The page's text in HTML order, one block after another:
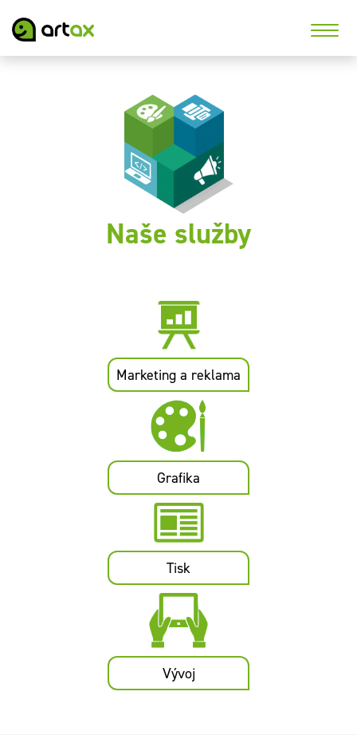
Naše služby
Marketing a reklama
Grafika
Tisk
Vývoj